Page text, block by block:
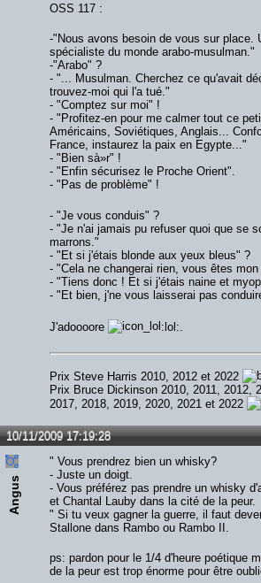
OSS 117 :
-"Nous avons besoin de vous sur place.
spécialiste du monde arabo-musulman."
-"Arabo" ?
- "... Musulman. Cherchez ce qu'avait
trouvez-moi qui l'a tué."
- "Comptez sur moi" !
- "Profitez-en pour me calmer tout ce
Américains, Soviétiques, Anglais...
France, instaurez la paix en Egypte..."
- "Bien sà»r" !
- "Enfin sécurisez le Proche Orient".
- "Pas de problème" !
- "Je vous conduis" ?
- "Je n'ai jamais pu refuser quoi que se
marrons."
- "Et si j'étais blonde aux yeux bleus" ?
- "Cela ne changerai rien, vous êtes
- "Tiens donc ! Et si j'étais naine et
- "Et bien, j'ne vous laisserai pas
J'adoooore :lol:.
Prix Steve Harris 2010, 2012 et 2022
Prix Bruce Dickinson 2010, 2011, 2012,
2017, 2018, 2019, 2020, 2021 et 2022
10/11/2009 17:19:28
Angus
" Vous prendrez bien un whisky?
- Juste un doigt.
- Vous préférez pas prendre un whisky
et Chantal Lauby dans la cité de la peur.
" Si tu veux gagner la guerre, il faut
Stallone dans Rambo ou Rambo II.
ps: pardon pour le 1/4 d'heure poétique
de la peur est trop énorme pour être